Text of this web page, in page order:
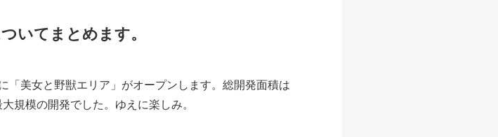
いてまとめます。
美女と野獣エリア」がオープンします。総開発面積は
規模の開発でした。ゆえに楽しみ。